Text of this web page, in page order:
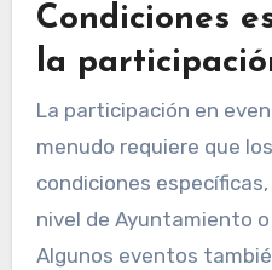
Condiciones
la
La participación en
menudo requiere que
condiciones
nivel de Ayuntamiento
Algunos eventos